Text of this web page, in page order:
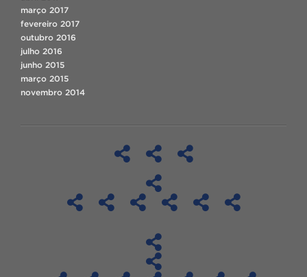
março 2017
fevereiro 2017
outubro 2016
julho 2016
junho 2015
março 2015
novembro 2014